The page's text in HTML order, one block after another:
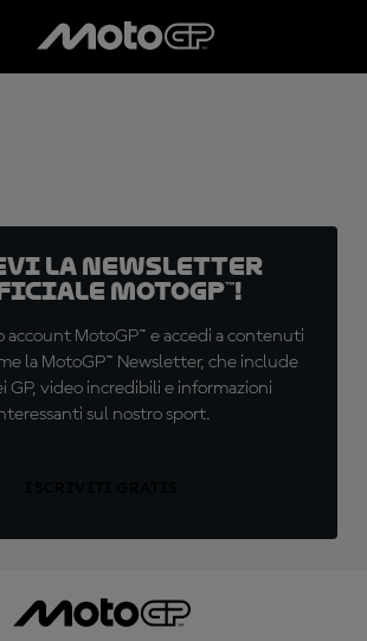
la newsletter
MotoGP™!
account MotoGP™ e accedi a contenuti
la MotoGP™ Newsletter, che include
GP, video incredibili e informazioni
sul nostro sport.